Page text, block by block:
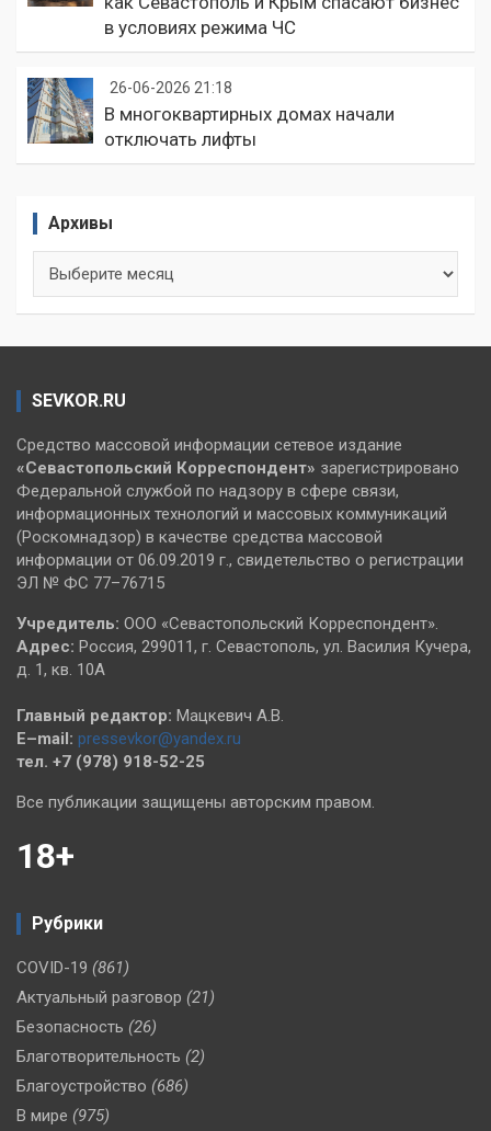
в условиях режима ЧС
26-06-2026 21:18
В многоквартирных домах начали
отключать лифты
Архивы
SEVKOR.RU
Средство массовой информации сетевое издание
«Севастопольский Корреспондент» зарегистрировано
Федеральной службой по надзору в сфере связи,
информационных технологий и массовых коммуникаций
(Роскомнадзор) в качестве средства массовой
информации от 06.09.2019 г., свидетельство о регистрации
ЭЛ № ФС 77–76715
Учредитель: ООО «Севастопольский Корреспондент».
Адрес: Россия, 299011, г. Севастополь, ул. Василия Кучера,
д. 1, кв. 10А
Главный редактор: Мацкевич А.В.
E–mail: pressevkor@yandex.ru
тел. +7 (978) 918-52-25
Все публикации защищены авторским правом.
18+
Рубрики
COVID-19 (861)
Актуальный разговор (21)
Безопасность (26)
Благотворительность (2)
Благоустройство (686)
В мире (975)